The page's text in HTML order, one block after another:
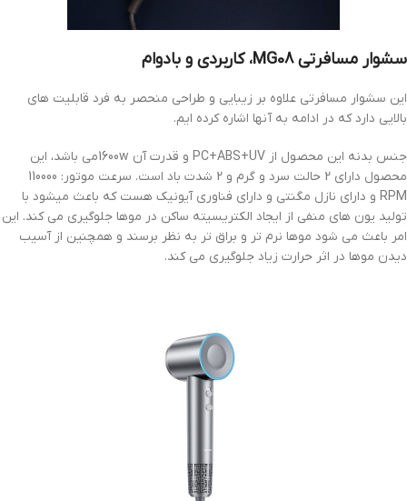
سشوار مسافرتی MG08، کاربردی و بادوام
این سشوار مسافرتی علاوه بر زیبایی و طراحی منحصر به فرد قابلیت های
بالایی دارد که در ادامه به آنها اشاره کرده ایم.
جنس بدنه این محصول از PC+ABS+UV و قدرت آن 1600wمی باشد، این
محصول دارای 2 حالت سرد و گرم و 2 شدت باد است. سرعت موتور: 110000
RPM و دارای نازل مگنتی و دارای فناوری آیونیک هست که باعث میشود با
تولید یون های منفی از ایجاد الکتریسیته ساکن در موها جلوگیری می کند. این
امر باعث می شود موها نرم تر و براق تر به نظر برسند و همچنین از آسیب
دیدن موها در اثر حرارت زیاد جلوگیری می کند.